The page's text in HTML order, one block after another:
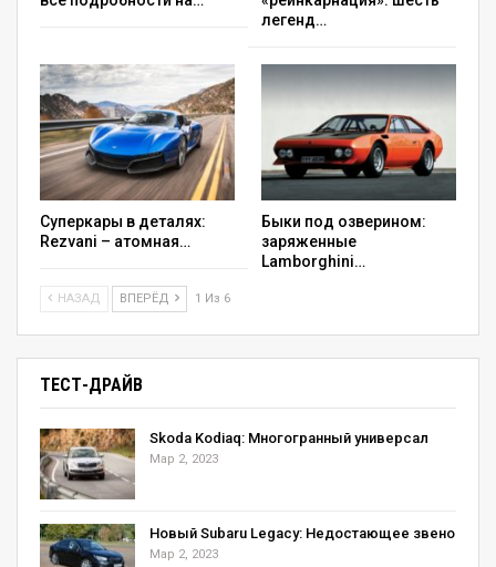
легенд…
Суперкары в деталях:
Rezvani – атомная…
Быки под озверином:
заряженные
Lamborghini…
НАЗАД ВПЕРЁД 1 Из 6
ТЕСТ-ДРАЙВ
Skoda Kodiaq: Многогранный универсал
Мар 2, 2023
Новый Subaru Legacy: Недостающее звено
Мар 2, 2023